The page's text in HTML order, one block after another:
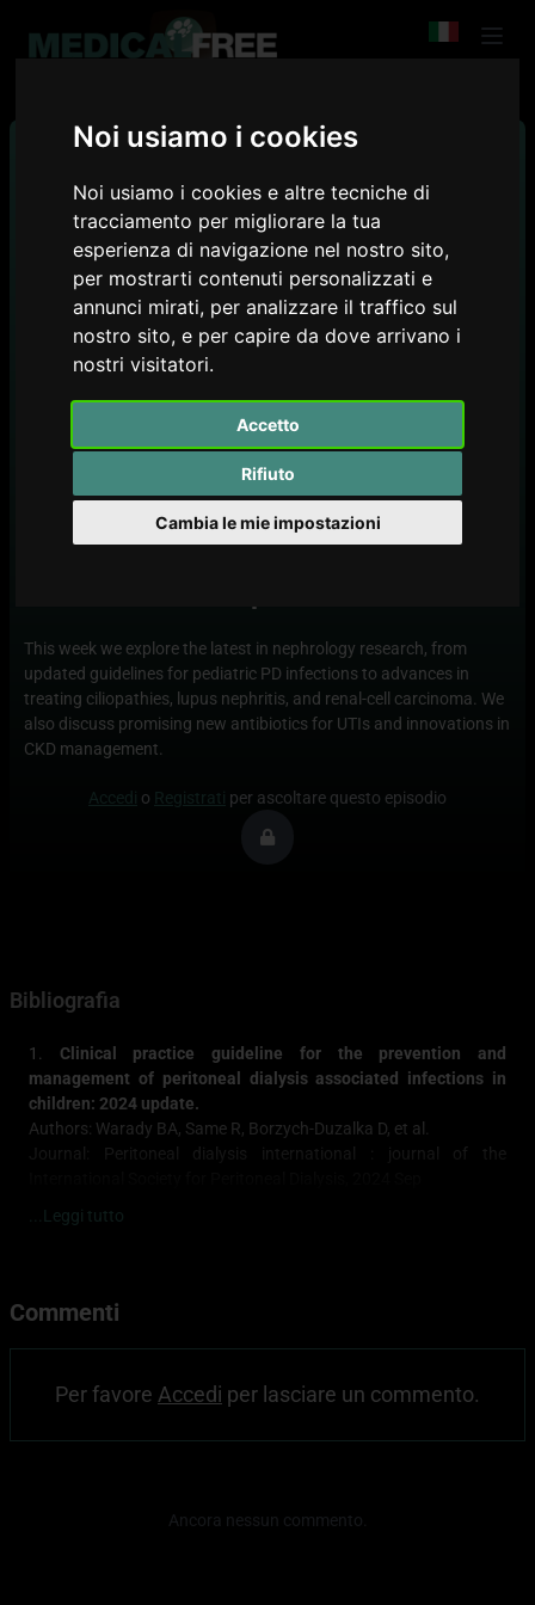
Noi usiamo i cookies
Noi usiamo i cookies e altre tecniche di
tracciamento per migliorare la tua
esperienza di navigazione nel nostro sito,
per mostrarti contenuti personalizzati e
annunci mirati, per analizzare il traffico sul
nostro sito, e per capire da dove arrivano i
nostri visitatori.
Accetto
Rifiuto
Cambia le mie impostazioni
Inside Nephrology: A Weekly Review
Nefrologia
Advances in Nephrology: From PD
This week we explore the latest in nephrology research, from
updated guidelines for pediatric PD infections to advances in
treating ciliopathies, lupus nephritis, and renal-cell carcinoma. We
also discuss promising new antibiotics for UTIs and innovations in
CKD management.
Accedi o Registrati per ascoltare questo episodio
Bibliografia
1. Clinical practice guideline for the prevention and
management of peritoneal dialysis associated infections in
children: 2024 update.
Authors: Warady BA, Same R, Borzych-Duzalka D, et al.
Journal: Peritoneal dialysis international : journal of the
10.1177/08968608241274096
2.Ciliopathies and the Kidney: A Review.
Journal: American journal of kidney diseases : the official journal
PMID:33039432
...Leggi tutto
Commenti
Per favore Accedi per lasciare un commento.
Ancora nessun commento.